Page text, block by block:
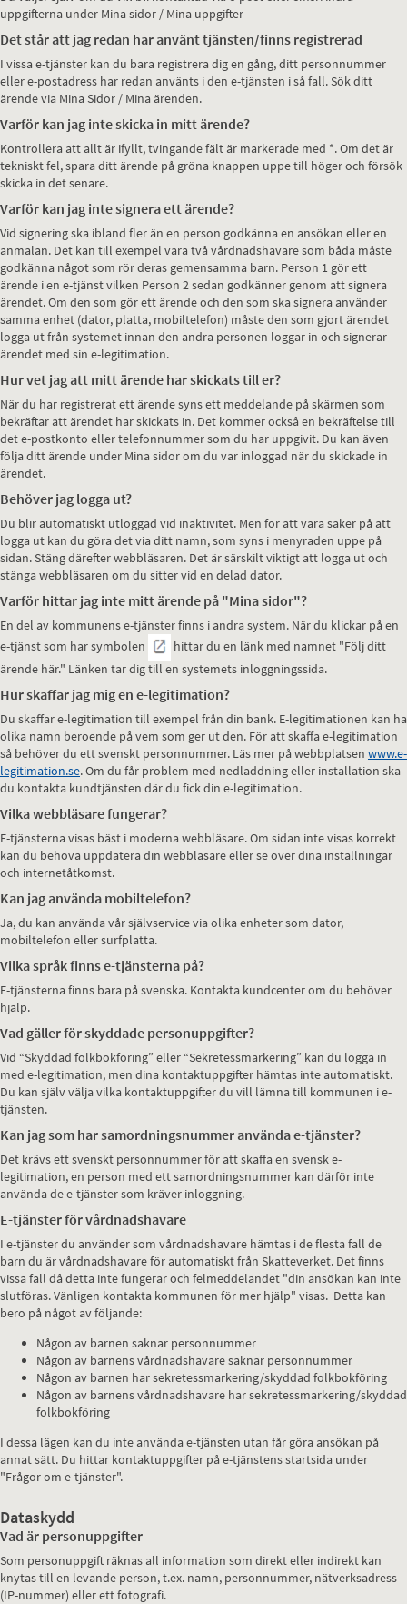
uppgifterna under Mina sidor / Mina uppgifter
Det står att jag redan har använt tjänsten/finns registrerad
I vissa e-tjänster kan du bara registrera dig en gång, ditt personnummer
eller e-postadress har redan använts i den e-tjänsten i så fall. Sök ditt
ärende via Mina Sidor / Mina ärenden.
Varför kan jag inte skicka in mitt ärende?
Kontrollera att allt är ifyllt, tvingande fält är markerade med *. Om det är
tekniskt fel, spara ditt ärende på gröna knappen uppe till höger och försök
skicka in det senare.
Varför kan jag inte signera ett ärende?
Vid signering ska ibland fler än en person godkänna en ansökan eller en
anmälan. Det kan till exempel vara två vårdnadshavare som båda måste
godkänna något som rör deras gemensamma barn. Person 1 gör ett
ärende i en e-tjänst vilken Person 2 sedan godkänner genom att signera
ärendet. Om den som gör ett ärende och den som ska signera använder
samma enhet (dator, platta, mobiltelefon) måste den som gjort ärendet
logga ut från systemet innan den andra personen loggar in och signerar
ärendet med sin e-legitimation.
Hur vet jag att mitt ärende har skickats till er?
När du har registrerat ett ärende syns ett meddelande på skärmen som
bekräftar att ärendet har skickats in. Det kommer också en bekräftelse till
det e-postkonto eller telefonnummer som du har uppgivit. Du kan även
följa ditt ärende under Mina sidor om du var inloggad när du skickade in
ärendet.
Behöver jag logga ut?
Du blir automatiskt utloggad vid inaktivitet. Men för att vara säker på att
logga ut kan du göra det via ditt namn, som syns i menyraden uppe på
sidan. Stäng därefter webbläsaren. Det är särskilt viktigt att logga ut och
stänga webbläsaren om du sitter vid en delad dator.
Varför hittar jag inte mitt ärende på "Mina sidor"?
En del av kommunens e-tjänster finns i andra system. När du klickar på en
e-tjänst som har symbolen
hittar du en länk med namnet "Följ ditt
ärende här." Länken tar dig till en systemets inloggningssida.
Hur skaffar jag mig en e-legitimation?
Du skaffar e-legitimation till exempel från din bank. E-legitimationen kan ha
olika namn beroende på vem som ger ut den. För att skaffa e-legitimation
så behöver du ett svenskt personnummer. Läs mer på webbplatsen www.e-
legitimation.se. Om du får problem med nedladdning eller installation ska
du kontakta kundtjänsten där du fick din e-legitimation.
Vilka webbläsare fungerar?
E-tjänsterna visas bäst i moderna webbläsare. Om sidan inte visas korrekt
kan du behöva uppdatera din webbläsare eller se över dina inställningar
och internetåtkomst.
Kan jag använda mobiltelefon?
Ja, du kan använda vår självservice via olika enheter som dator,
mobiltelefon eller surfplatta.
Vilka språk finns e-tjänsterna på?
E-tjänsterna finns bara på svenska. Kontakta kundcenter om du behöver
hjälp.
Vad gäller för skyddade personuppgifter?
Vid “Skyddad folkbokföring” eller “Sekretessmarkering” kan du logga in
med e-legitimation, men dina kontaktuppgifter hämtas inte automatiskt.
Du kan själv välja vilka kontaktuppgifter du vill lämna till kommunen i e-
tjänsten.
Kan jag som har samordningsnummer använda e-tjänster?
Det krävs ett svenskt personnummer för att skaffa en svensk e-
legitimation, en person med ett samordningsnummer kan därför inte
använda de e-tjänster som kräver inloggning.
E-tjänster för vårdnadshavare
I e-tjänster du använder som vårdnadshavare hämtas i de flesta fall de
barn du är vårdnadshavare för automatiskt från Skatteverket. Det finns
vissa fall då detta inte fungerar och felmeddelandet "din ansökan kan inte
slutföras. Vänligen kontakta kommunen för mer hjälp" visas. Detta kan
bero på något av följande:
Någon av barnen saknar personnummer
Någon av barnens vårdnadshavare saknar personnummer
Någon av barnen har sekretessmarkering/skyddad folkbokföring
Någon av barnens vårdnadshavare har sekretessmarkering/skyddad
folkbokföring
I dessa lägen kan du inte använda e-tjänsten utan får göra ansökan på
annat sätt. Du hittar kontaktuppgifter på e-tjänstens startsida under
"Frågor om e-tjänster".
Dataskydd
Vad är personuppgifter
Som personuppgift räknas all information som direkt eller indirekt kan
knytas till en levande person, t.ex. namn, personnummer, nätverksadress
(IP-nummer) eller ett fotografi.